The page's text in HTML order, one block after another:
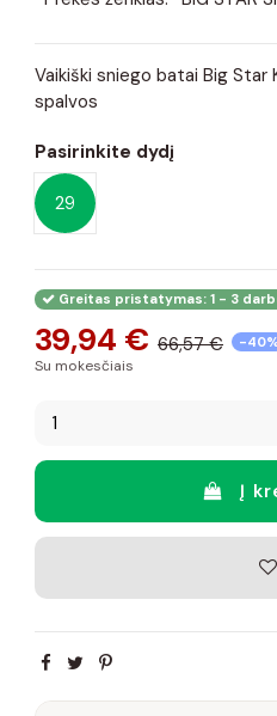
Vaikiški sniego batai Big Star
spalvos
Pasirinkite dydį
29
Greitas pristatymas: 1 - 3
39,94 € 66,57 € -
Su mokesčiais
Į